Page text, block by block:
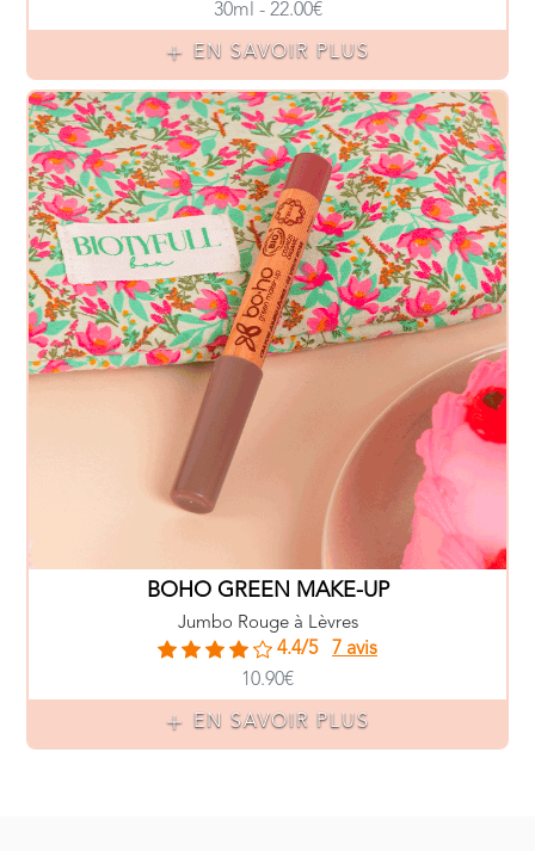
30ml - 22.00€
EN SAVOIR PLUS
BOHO GREEN MAKE-UP
Jumbo Rouge à Lèvres
4.4/5
7 avis
10.90€
EN SAVOIR PLUS